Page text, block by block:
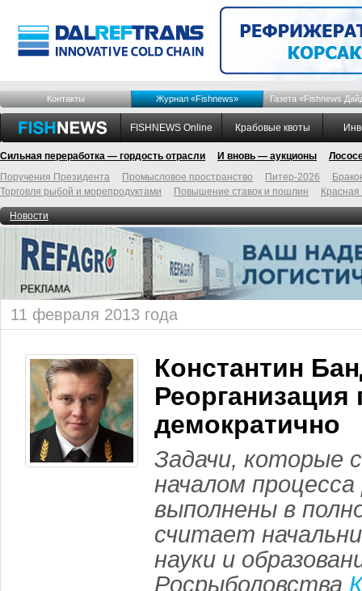
Контакты Журнал «Fishnews» Газета «Fishnews
FISHNEWS Online Крабовые квоты
Сильная переработка — гордость отрасли И вновь — аукционы
Поручения Президента
Промысловое пространство Питер-2026
Торговля рыбой и морепродуктами
Повышение ставок и пошлин
Новости
11 февраля 2013 года
Константин
Реорганизация
демократично
Задачи, которые
началом процесса
выполнены в
считает
науки и
Росрыболовства